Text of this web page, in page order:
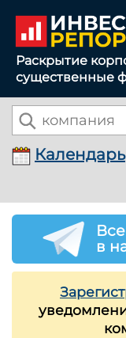
Раскрытие
существенные
Календарь
в